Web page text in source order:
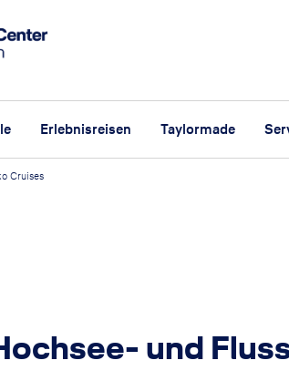
Erlebnisreisen Taylormade
Cruises
und